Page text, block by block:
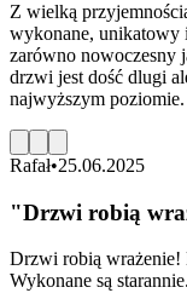
Z wielką
wykonane, unikatowy
zarówno nowoczesny
drzwi jest dość dlugi
najwyższym poziomie.
Rafał•25.06.2025
"Drzwi robią
Drzwi robią wrażenie!
Wykonane są starannie.